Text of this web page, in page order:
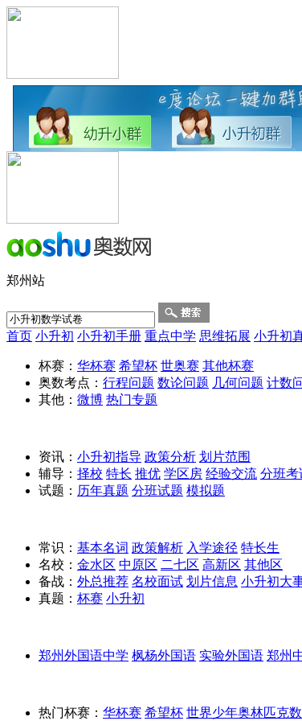
郑州站
首页 小升初 小升初手册 重点中学 思维拓展 小升初
杯赛： 华杯赛 希望杯 世奥赛 其他杯赛
奥数考点： 行程问题 数论问题 几何问题 计数
其他： 微博 热门专题
资讯： 小升初指导 政策分析 划片范围
辅导： 择校 特长 推优 学区房 经验交流 分班考
试题： 历年真题 分班试题 模拟题
常识： 基本名词 政策解析 入学途径 特长生
名校： 金水区 中原区 二七区 高新区 其他区
备战： 外总推荐 名校面试 划片信息 小升初大
真题： 杯赛 小升初
郑州外国语中学 枫杨外国语 实验外国语 郑州
热门杯赛： 华杯赛 希望杯 世界少年奥林匹克